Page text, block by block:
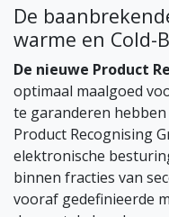
De
warme en Cold-
De nieuwe Product
optimaal maalgoed
te garanderen hebben
Product Recognising
elektronische
binnen fracties van
vooraf gedefinieerde